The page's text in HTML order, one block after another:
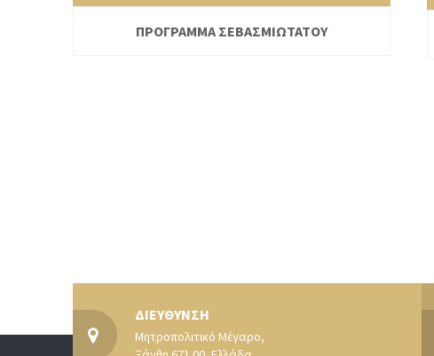
ΠΡΟΓΡΑΜΜΑ ΣΕΒΑΣΜΙΩΤΑΤΟΥ
ΔΙΕΥΘΥΝΣΗ
Μητροπολιτικό Μέγαρο,